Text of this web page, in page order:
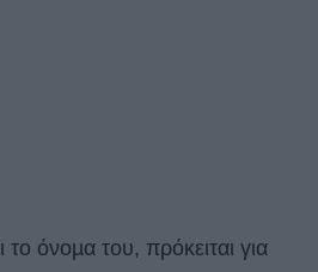
όνοµα του, πρόκειται για